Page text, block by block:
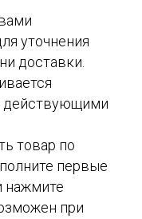
уточнения
доставки.
действующими
товар по
первые
нажмите
при